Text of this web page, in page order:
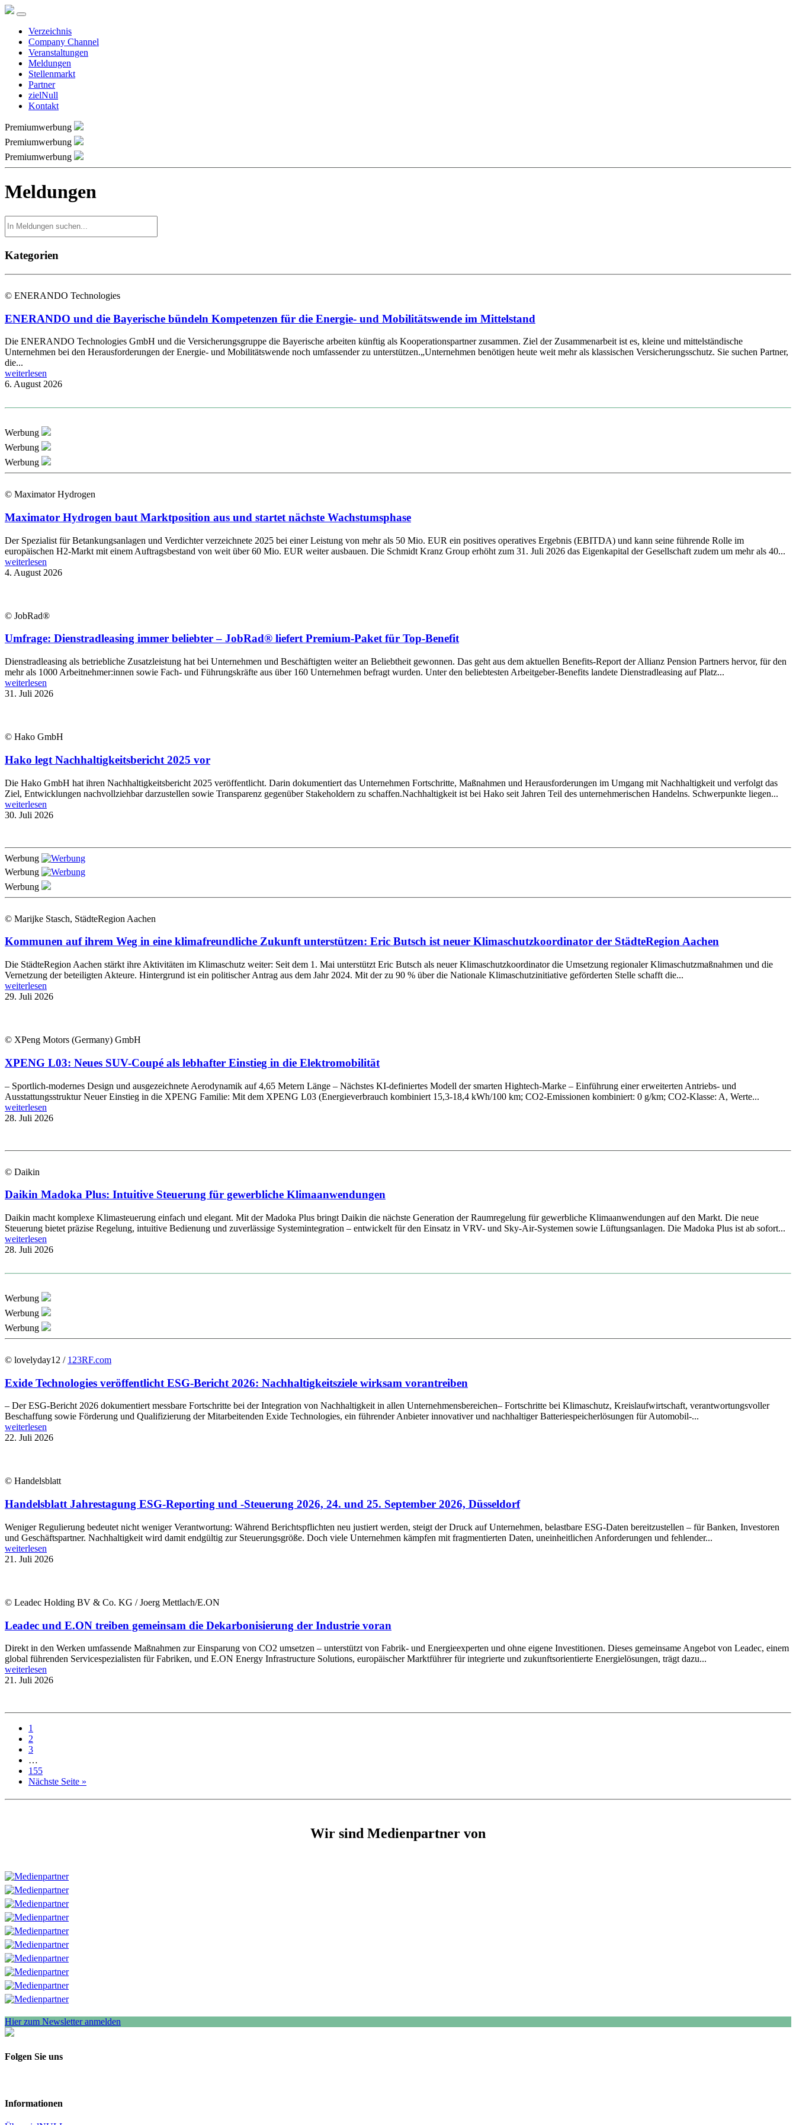
Verzeichnis
Company Channel
Veranstaltungen
Meldungen
Stellenmarkt
Partner
zielNull
Kontakt
Premiumwerbung
Premiumwerbung
Premiumwerbung
Meldungen
Kategorien
© ENERANDO Technologies
ENERANDO und die Bayerische bündeln Kompetenzen für die Energie- und Mobilitätswende im Mittelstand
Die ENERANDO Technologies GmbH und die Versicherungsgruppe die Bayerische arbeiten künftig als Kooperationspartner zusammen. Ziel der Zusammenarbeit ist es, kleine und mittelständische
Unternehmen bei den Herausforderungen der Energie- und Mobilitätswende noch umfassender zu unterstützen.„Unternehmen benötigen heute weit mehr als klassischen Versicherungsschutz. Sie suchen Partner,
die...
weiterlesen
6. August 2026
Werbung
Werbung
Werbung
© Maximator Hydrogen
Maximator Hydrogen baut Marktposition aus und startet nächste Wachstumsphase
Der Spezialist für Betankungsanlagen und Verdichter verzeichnete 2025 bei einer Leistung von mehr als 50 Mio. EUR ein positives operatives Ergebnis (EBITDA) und kann seine führende Rolle im
europäischen H2-Markt mit einem Auftragsbestand von weit über 60 Mio. EUR weiter ausbauen. Die Schmidt Kranz Group erhöht zum 31. Juli 2026 das Eigenkapital der Gesellschaft zudem um mehr als 40...
weiterlesen
4. August 2026
© JobRad®
Umfrage: Dienstradleasing immer beliebter – JobRad® liefert Premium-Paket für Top-Benefit
Dienstradleasing als betriebliche Zusatzleistung hat bei Unternehmen und Beschäftigten weiter an Beliebtheit gewonnen. Das geht aus dem aktuellen Benefits-Report der Allianz Pension Partners hervor, für den
mehr als 1000 Arbeitnehmer:innen sowie Fach- und Führungskräfte aus über 160 Unternehmen befragt wurden. Unter den beliebtesten Arbeitgeber-Benefits landete Dienstradleasing auf Platz...
weiterlesen
31. Juli 2026
© Hako GmbH
Hako legt Nachhaltigkeitsbericht 2025 vor
Die Hako GmbH hat ihren Nachhaltigkeitsbericht 2025 veröffentlicht. Darin dokumentiert das Unternehmen Fortschritte, Maßnahmen und Herausforderungen im Umgang mit Nachhaltigkeit und verfolgt das
Ziel, Entwicklungen nachvollziehbar darzustellen sowie Transparenz gegenüber Stakeholdern zu schaffen.Nachhaltigkeit ist bei Hako seit Jahren Teil des unternehmerischen Handelns. Schwerpunkte liegen...
weiterlesen
30. Juli 2026
Werbung
Werbung
Werbung
© Marijke Stasch, StädteRegion Aachen
Kommunen auf ihrem Weg in eine klimafreundliche Zukunft unterstützen: Eric Butsch ist neuer Klimaschutzkoordinator der StädteRegion Aachen
Die StädteRegion Aachen stärkt ihre Aktivitäten im Klimaschutz weiter: Seit dem 1. Mai unterstützt Eric Butsch als neuer Klimaschutzkoordinator die Umsetzung regionaler Klimaschutzmaßnahmen und die
Vernetzung der beteiligten Akteure. Hintergrund ist ein politischer Antrag aus dem Jahr 2024. Mit der zu 90 % über die Nationale Klimaschutzinitiative geförderten Stelle schafft die...
weiterlesen
29. Juli 2026
© XPeng Motors (Germany) GmbH
XPENG L03: Neues SUV-Coupé als lebhafter Einstieg in die Elektromobilität
– Sportlich-modernes Design und ausgezeichnete Aerodynamik auf 4,65 Metern Länge – Nächstes KI-definiertes Modell der smarten Hightech-Marke – Einführung einer erweiterten Antriebs- und
Ausstattungsstruktur Neuer Einstieg in die XPENG Familie: Mit dem XPENG L03 (Energieverbrauch kombiniert 15,3-18,4 kWh/100 km; CO2-Emissionen kombiniert: 0 g/km; CO2-Klasse: A, Werte...
weiterlesen
28. Juli 2026
© Daikin
Daikin Madoka Plus: Intuitive Steuerung für gewerbliche Klimaanwendungen
Daikin macht komplexe Klimasteuerung einfach und elegant. Mit der Madoka Plus bringt Daikin die nächste Generation der Raumregelung für gewerbliche Klimaanwendungen auf den Markt. Die neue
Steuerung bietet präzise Regelung, intuitive Bedienung und zuverlässige Systemintegration – entwickelt für den Einsatz in VRV- und Sky-Air-Systemen sowie Lüftungsanlagen. Die Madoka Plus ist ab sofort...
weiterlesen
28. Juli 2026
Werbung
Werbung
Werbung
© lovelyday12 / 123RF.com
Exide Technologies veröffentlicht ESG-Bericht 2026: Nachhaltigkeitsziele wirksam vorantreiben
– Der ESG-Bericht 2026 dokumentiert messbare Fortschritte bei der Integration von Nachhaltigkeit in allen Unternehmensbereichen– Fortschritte bei Klimaschutz, Kreislaufwirtschaft, verantwortungsvoller
Beschaffung sowie Förderung und Qualifizierung der Mitarbeitenden Exide Technologies, ein führender Anbieter innovativer und nachhaltiger Batteriespeicherlösungen für Automobil-...
weiterlesen
22. Juli 2026
© Handelsblatt
Handelsblatt Jahrestagung ESG-Reporting und -Steuerung 2026, 24. und 25. September 2026, Düsseldorf
Weniger Regulierung bedeutet nicht weniger Verantwortung: Während Berichtspflichten neu justiert werden, steigt der Druck auf Unternehmen, belastbare ESG-Daten bereitzustellen – für Banken, Investoren
und Geschäftspartner. Nachhaltigkeit wird damit endgültig zur Steuerungsgröße. Doch viele Unternehmen kämpfen mit fragmentierten Daten, uneinheitlichen Anforderungen und fehlender...
weiterlesen
21. Juli 2026
© Leadec Holding BV & Co. KG / Joerg Mettlach/E.ON
Leadec und E.ON treiben gemeinsam die Dekarbonisierung der Industrie voran
Direkt in den Werken umfassende Maßnahmen zur Einsparung von CO2 umsetzen – unterstützt von Fabrik- und Energieexperten und ohne eigene Investitionen. Dieses gemeinsame Angebot von Leadec, einem
global führenden Servicespezialisten für Fabriken, und E.ON Energy Infrastructure Solutions, europäischer Marktführer für integrierte und zukunftsorientierte Energielösungen, trägt dazu...
weiterlesen
21. Juli 2026
1
2
3
…
155
Nächste Seite »
Wir sind Medienpartner von
Hier zum Newsletter anmelden
Folgen Sie uns
Informationen